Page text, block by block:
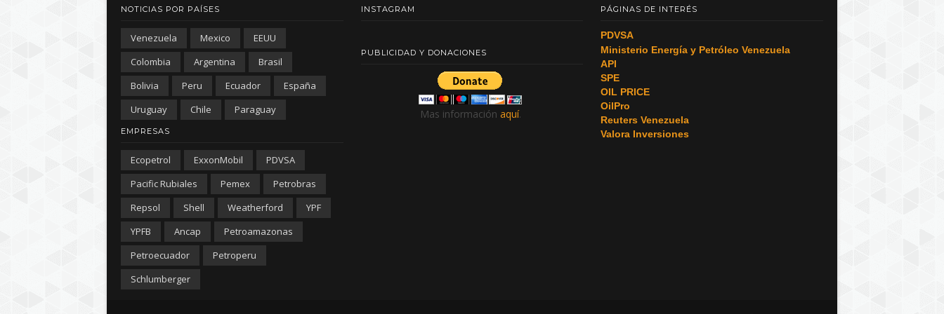
NOTICIAS POR PAÍSES
Venezuela Mexico
EEUU
Colombia
Argentina
Brasil
Bolivia
Peru Ecuador
España
Uruguay
Chile Paraguay
EMPRESAS
Ecopetrol ExxonMobil
PDVSA
Pacific Rubiales
Pemex
Petrobras
Repsol
Shell Weatherford
YPF
YPFB
Ancap
Petroamazonas
Petroecuador
Petroperu
Schlumberger
INSTAGRAM
PUBLICIDAD Y DONACIONES
Mas información aquí.
PÁGINAS DE INTERÉS
PDVSA
Ministerio Energía y Petróleo Venezuela
API
SPE
OIL PRICE
OilPro
Reuters Venezuela
Valora Inversiones